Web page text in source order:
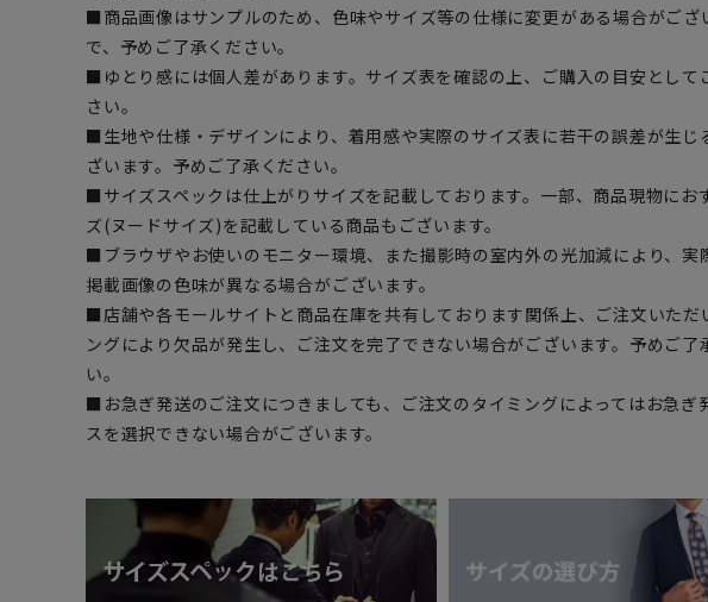
■商品画像はサンプルのため、色味やサイズ等の仕様に変更がある場合がござ
で、予めご了承ください。
■ゆとり感には個人差があります。サイズ表を確認の上、ご購入の目安として
さい。
■生地や仕様・デザインにより、着用感や実際のサイズ表に若干の誤差が生じ
ざいます。予めご了承ください。
■サイズスペックは仕上がりサイズを記載しております。一部、商品現物にお
ズ(ヌードサイズ)を記載している商品もございます。
■ブラウザやお使いのモニター環境、また撮影時の室内外の光加減により、実
掲載画像の色味が異なる場合がございます。
■店舗や各モールサイトと商品在庫を共有しております関係上、ご注文いただ
ングにより欠品が発生し、ご注文を完了できない場合がございます。予めご了
い。
■お急ぎ発送のご注文につきましても、ご注文のタイミングによってはお急ぎ
スを選択できない場合がございます。